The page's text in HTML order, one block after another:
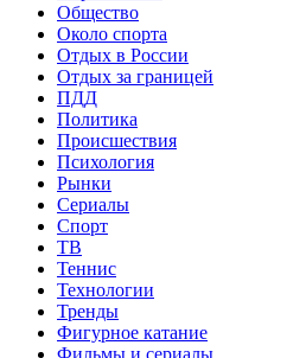
Общество
Около спорта
Отдых в России
Отдых за границей
ПДД
Политика
Происшествия
Психология
Рынки
Сериалы
Спорт
ТВ
Теннис
Технологии
Тренды
Фигурное катание
Фильмы и сериалы